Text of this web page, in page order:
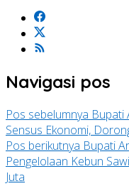
Navigasi pos
Pos sebelumnya Bupati
Sensus Ekonomi,
Pos berikutnya Bupati
Pengelolaan Kebun
Juta